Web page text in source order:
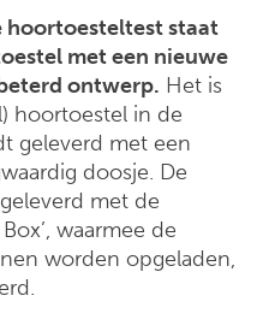
hoortoesteltest staat
met een nieuwe
ontwerp. Het is
hoortoestel in de
geleverd met een
doosje. De
met de
waarmee de
worden opgeladen,